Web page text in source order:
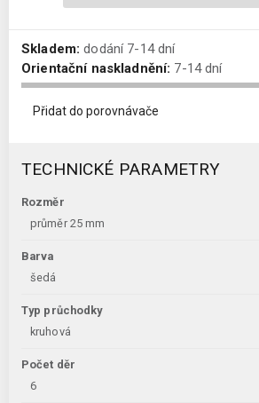
Skladem: dodání 7-14 dní
Orientační naskladnění: 7-14 dní
Přidat do porovnávače
TECHNICKÉ PARAMETRY
Rozměr
průměr 25 mm
Barva
šedá
Typ průchodky
kruhová
Počet děr
6